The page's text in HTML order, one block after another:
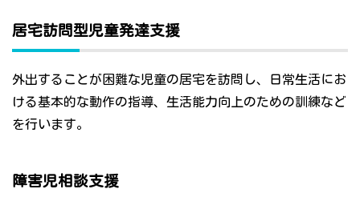
居宅訪問型児童発達支援
外出することが困難な児童の居宅を訪問し、日常生活にお
ける基本的な動作の指導、生活能力向上のための訓練など
を行います。
障害児相談支援